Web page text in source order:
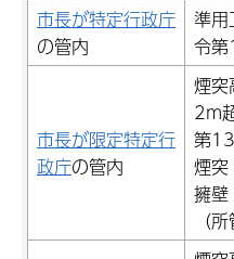
市長が特定行政庁
の管内
準用
令第
市長が限定特定行
政庁の管内
煙
2m
第
煙
擁
（